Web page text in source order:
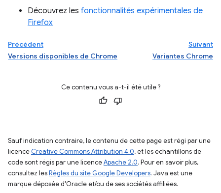
Découvrez les fonctionnalités expérimentales de
Firefox
Précédent
Versions disponibles de Chrome
Suivant
Variantes Chrome
Ce contenu vous a-t-il été utile ?
Sauf indication contraire, le contenu de cette page est régi par une
licence Creative Commons Attribution 4.0, et les échantillons de
code sont régis par une licenceApache 2.0. Pour en savoir plus,
consultez lesRègles du site Google Developers. Java est une
marque déposée d'Oracle et/ou de ses sociétés affiliées.